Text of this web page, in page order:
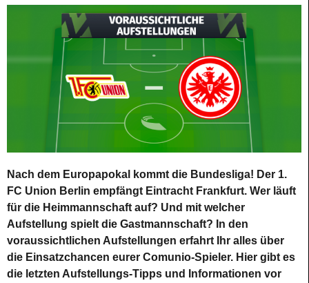
Nach dem Europapokal kommt die Bundesliga! Der 1.
FC Union Berlin empfängt Eintracht Frankfurt. Wer läuft
für die Heimmannschaft auf? Und mit welcher
Aufstellung spielt die Gastmannschaft? In den
voraussichtlichen Aufstellungen erfahrt Ihr alles über
die Einsatzchancen eurer Comunio-Spieler. Hier gibt es
die letzten Aufstellungs-Tipps und Informationen vor